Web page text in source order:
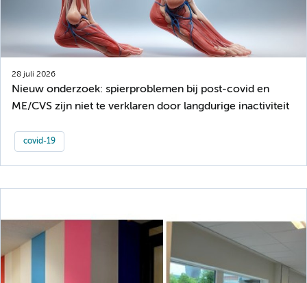
28 juli 2026
Nieuw onderzoek: spierproblemen bij post-covid en
ME/CVS zijn niet te verklaren door langdurige inactiviteit
covid-19